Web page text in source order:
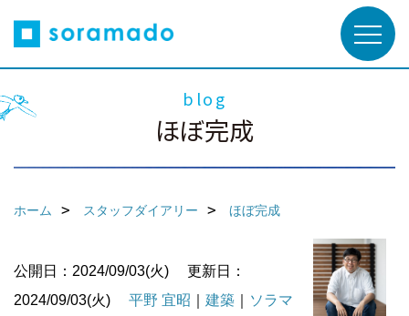
blog
ほぼ完成
ホーム スタッフダイアリー ほぼ完成
公開日：2024/09/03(火)
更新日：
2024/09/03(火)
平野 宜昭 建築
ソラマ